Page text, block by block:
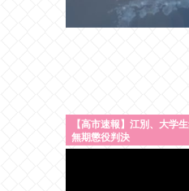
【高市速報】江別、大学
無期懲役判決